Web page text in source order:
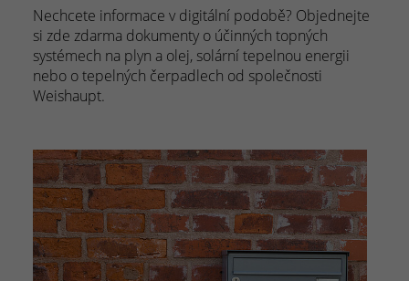
Nechcete informace v digitální podobě? Objednejte
si zde zdarma dokumenty o účinných topných
systémech na plyn a olej, solární tepelnou energii
nebo o tepelných čerpadlech od společnosti
Weishaupt.